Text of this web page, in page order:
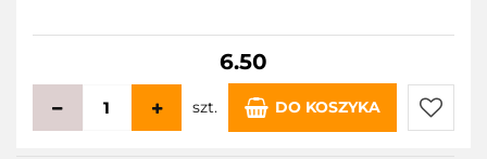
6.50
szt. DO KOSZYKA